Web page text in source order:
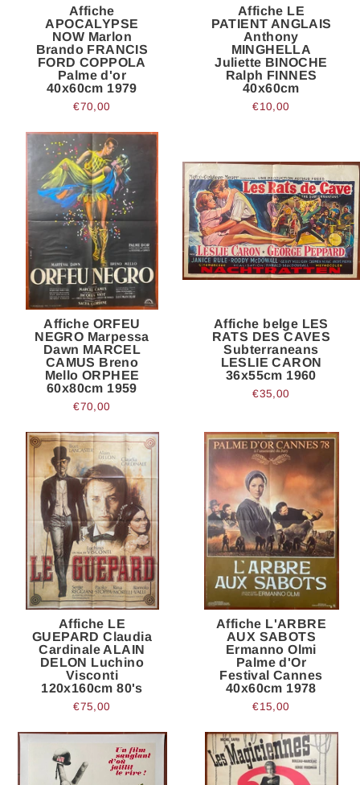
Affiche
APOCALYPSE
NOW Marlon
Brando FRANCIS
FORD COPPOLA
Palme d'or
40x60cm 1979
€70,00
Affiche LE
PATIENT ANGLAIS
Anthony
MINGHELLA
Juliette BINOCHE
Ralph FINNES
40x60cm
€10,00
Affiche ORFEU
NEGRO Marpessa
Dawn MARCEL
CAMUS Breno
Mello ORPHEE
60x80cm 1959
€70,00
Affiche belge LES
RATS DES CAVES
Subterraneans
LESLIE CARON
36x55cm 1960
€35,00
Affiche LE
GUEPARD Claudia
Cardinale ALAIN
DELON Luchino
Visconti
120x160cm 80's
€75,00
Affiche L'ARBRE
AUX SABOTS
Ermanno Olmi
Palme d'Or
Festival Cannes
40x60cm 1978
€15,00